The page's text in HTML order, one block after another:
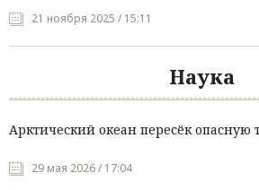
21 ноября 2025 / 15:11
Наука
Арктический океан пересёк опасную
29 мая 2026 / 17:04